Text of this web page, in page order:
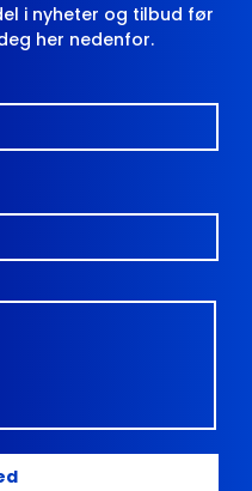
i nyheter og tilbud før
her nedenfor.